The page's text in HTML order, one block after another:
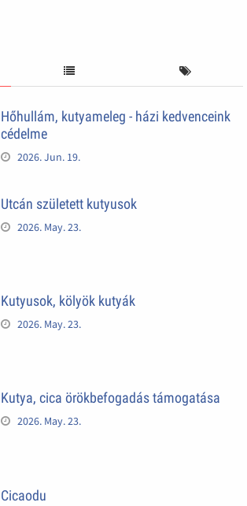
Hőhullám, kutyameleg - házi kedvenceink
cédelme
2026. Jun. 19.
Utcán született kutyusok
2026. May. 23.
Kutyusok, kölyök kutyák
2026. May. 23.
Kutya, cica örökbefogadás támogatása
2026. May. 23.
Cicaodu